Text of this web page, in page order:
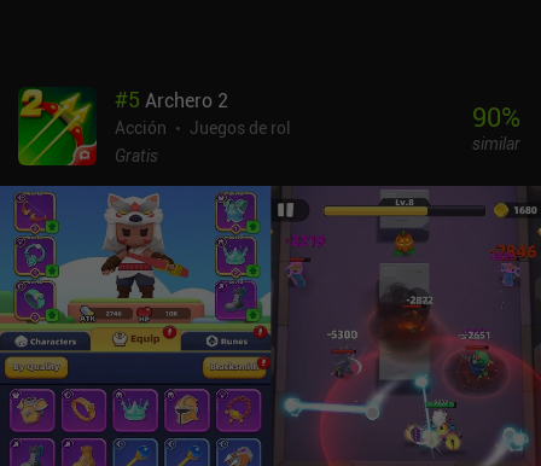
#5 Archero 2
Acción
Juegos de rol
Gratis
90%
similar